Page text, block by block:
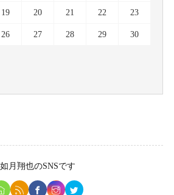
19 20 21 22 23
26 27 28 29 30
如月翔也のSNSです